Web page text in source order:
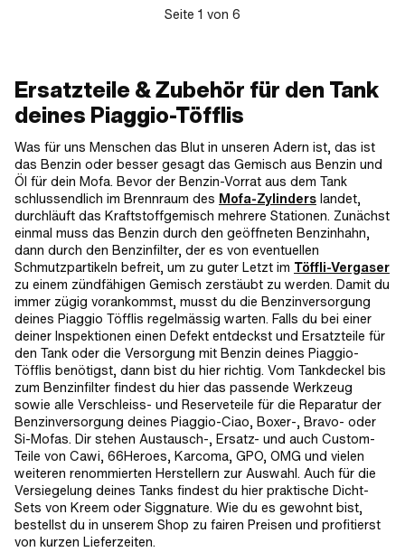
Seite 1 von 6
Ersatzteile & Zubehör für den Tank
deines Piaggio-Töfflis
Was für uns Menschen das Blut in unseren Adern ist, das ist
das Benzin oder besser gesagt das Gemisch aus Benzin und
Öl für dein Mofa. Bevor der Benzin-Vorrat aus dem Tank
schlussendlich im Brennraum des Mofa-Zylinders landet,
durchläuft das Kraftstoffgemisch mehrere Stationen. Zunächst
einmal muss das Benzin durch den geöffneten Benzinhahn,
dann durch den Benzinfilter, der es von eventuellen
Schmutzpartikeln befreit, um zu guter Letzt im Töffli-Vergaser
zu einem zündfähigen Gemisch zerstäubt zu werden. Damit du
immer zügig vorankommst, musst du die Benzinversorgung
deines Piaggio Töfflis regelmässig warten. Falls du bei einer
deiner Inspektionen einen Defekt entdeckst und Ersatzteile für
den Tank oder die Versorgung mit Benzin deines Piaggio-
Töfflis benötigst, dann bist du hier richtig. Vom Tankdeckel bis
zum Benzinfilter findest du hier das passende Werkzeug
sowie alle Verschleiss- und Reserveteile für die Reparatur der
Benzinversorgung deines Piaggio-Ciao, Boxer-, Bravo- oder
Si-Mofas. Dir stehen Austausch-, Ersatz- und auch Custom-
Teile von Cawi, 66Heroes, Karcoma, GPO, OMG und vielen
weiteren renommierten Herstellern zur Auswahl. Auch für die
Versiegelung deines Tanks findest du hier praktische Dicht-
Sets von Kreem oder Siggnature. Wie du es gewohnt bist,
bestellst du in unserem Shop zu fairen Preisen und profitierst
von kurzen Lieferzeiten.